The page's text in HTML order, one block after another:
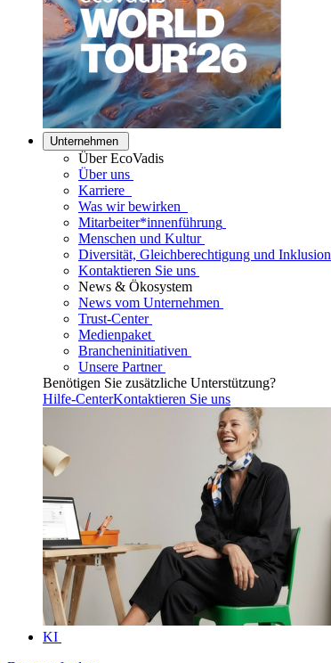
Unternehmen
Über EcoVadis
Über uns
Karriere
Was wir bewirken
Mitarbeiter*innenführung
Menschen und Kultur
Diversität, Gleichberechtigung und Inklusion
Kontaktieren Sie uns
News & Ökosystem
News vom Unternehmen
Trust-Center
Medienpaket
Brancheninitiativen
Unsere Partner
Benötigen Sie zusätzliche Unterstützung?
Hilfe-CenterKontaktieren Sie uns
KI